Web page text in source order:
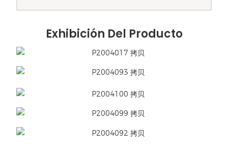
Exhibición Del Producto